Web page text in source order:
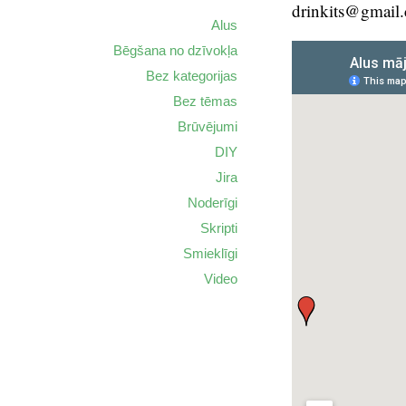
Alus
Bēgšana no dzīvokļa
Bez kategorijas
Bez tēmas
Brūvējumi
DIY
Jira
Noderīgi
Skripti
Smieklīgi
Video